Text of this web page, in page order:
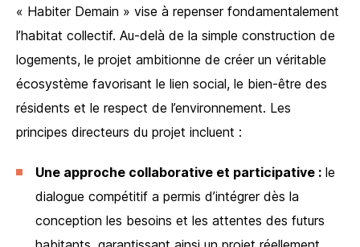
« Habiter Demain » vise à repenser fondamentalement
l’habitat collectif. Au-delà de la simple construction de
logements, le projet ambitionne de créer un véritable
écosystème favorisant le lien social, le bien-être des
résidents et le respect de l’environnement. Les
principes directeurs du projet incluent :
Une approche collaborative et participative : le
dialogue compétitif a permis d’intégrer dès la
conception les besoins et les attentes des futurs